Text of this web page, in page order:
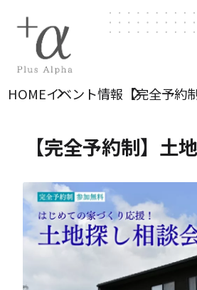
HOMEイベント情報 【完全予
【完全予約制】土